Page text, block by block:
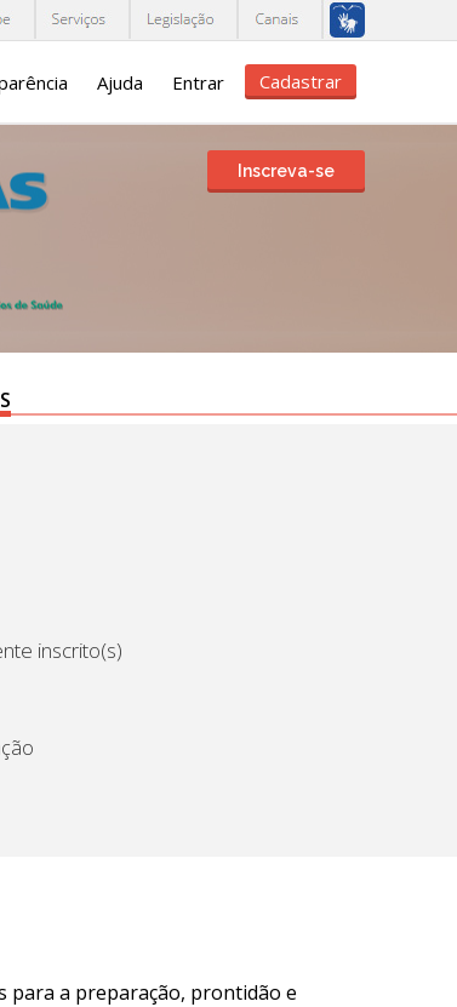
Ajuda Entrar Cadastrar
Inscreva-se
inscrito(s)
para a preparação, prontidão e